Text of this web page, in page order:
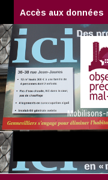
Accès aux données